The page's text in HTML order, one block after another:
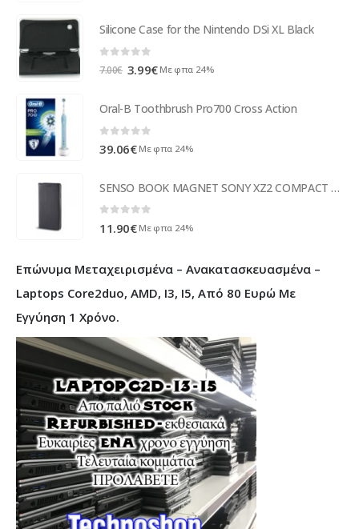
Silicone Case for the Nintendo DSi XL Black
0 out of 5
7.00€ Original
7.00€.
3.99€Η
είναι:
Με φπα 24%
Oral-B Toothbrush Pro700 Cross Action
39.06€ Με φπα 24%
SENSO BOOK MAGNET SONY XZ2 COMPACT black
11.90€ Με φπα 24%
Επώνυμα Μεταχειρισμένα – Ανακατασκευασμένα –
Laptops Core2duo, AMD, I3, I5, Από 80 Ευρώ Με
Εγγύηση 1 Χρόνο.